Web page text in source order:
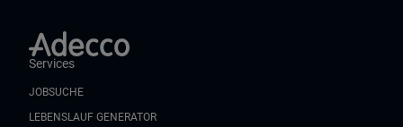
Services
JOBSUCHE
LEBENSLAUF GENERATOR